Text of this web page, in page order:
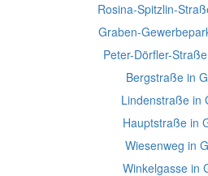
Rosina-Spitzlin-
Graben-
Peter-Dörfler-
Bergstraße in
Lindenstraße in
Hauptstraße in
Wiesenweg in
Winkelgasse in